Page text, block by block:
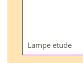
Lampe etude